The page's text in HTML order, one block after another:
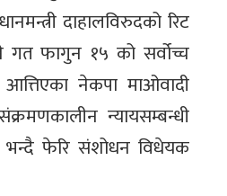
दाहालविरुदको रिट
गत फागुन १५ को सर्वोच्च
नेकपा माओवादी
न्यायसम्बन्धी
भन्दै फेरि संशोधन विधेयक